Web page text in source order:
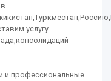
услугу
и профессиональные